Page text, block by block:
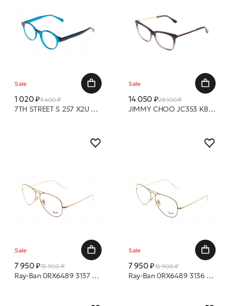
Sale
1 020 ₽3 400 ₽
7TH STREET S 257 X2U 44 19 оправа
Sale
14 050 ₽28 100 ₽
JIMMY CHOO JC353 KB7 53 15 оправа
Sale
7 950 ₽15 900 ₽
Ray-Ban 0RX6489 3137 58 14 оправа
Sale
7 950 ₽15 900 ₽
Ray-Ban 0RX6489 3136 58 14 оправа